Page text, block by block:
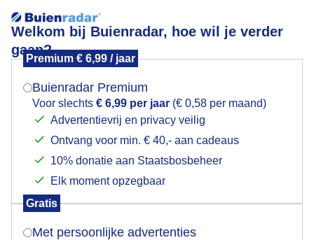
Welkom bij Buienradar, hoe wil je verder
gaan?
Premium € 6,99 / jaar
Buienradar Premium
Voor slechts € 6,99 per jaar (€ 0,58 per maand)
Advertentievrij en privacy veilig
Ontvang voor min. € 40,- aan cadeaus
10% donatie aan Staatsbosbeheer
Elk moment opzegbaar
Gratis
Met persoonlijke advertenties
Mud trail in Bergschenhoek
Mogen we je locatie gebruiken voor het
Indien je hier nog geen akkoord op hebt gegeven,
verschijnt er zo een pop-up uit je browser waarin
Is goed, toon de popup